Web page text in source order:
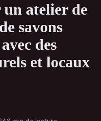
atelier de
savons
des
et locaux